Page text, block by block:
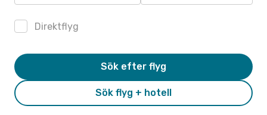
Direktflyg
Sök flyg + hotell
Sök efter flyg